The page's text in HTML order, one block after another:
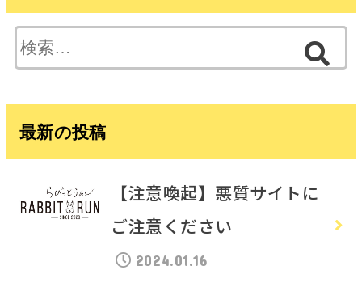
索:
最新の投稿
【注意喚起】悪質サイトに
ご注意ください
2024.01.16